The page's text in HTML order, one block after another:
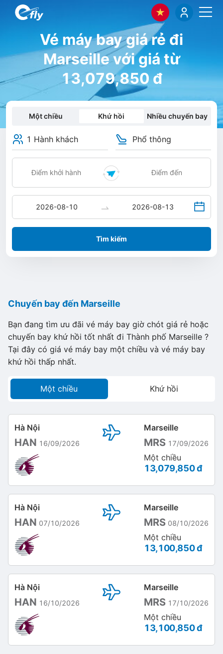
Vé máy bay giá rẻ đi
Marseille với giá từ
13,079,850 đ
Một chiều Khứ hồi Nhiều chuyến bay
1 Hành khách Phổ thông
Tìm kiếm
Chuyến bay đến Marseille
Bạn đang tìm ưu đãi vé máy bay giờ chót giá rẻ hoặc
chuyến bay khứ hồi tốt nhất đi Thành phố Marseille ?
Tại đây có giá vé máy bay một chiều và vé máy bay
khứ hồi thấp nhất.
Một chiều Khứ hồi
Hà Nội
HAN 16/09/2026
Marseille
MRS 17/09/2026
Một chiều
13,079,850 đ
Hà Nội
HAN 07/10/2026
Marseille
MRS 08/10/2026
Một chiều
13,100,850 đ
Hà Nội
HAN 16/10/2026
Marseille
MRS 17/10/2026
Một chiều
13,100,850 đ